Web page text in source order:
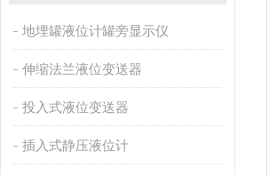
地埋罐液位计罐旁显示仪
伸缩法兰液位变送器
投入式液位变送器
插入式静压液位计